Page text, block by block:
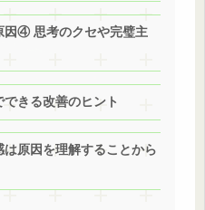
因④ 思考のクセや完璧主
きる改善のヒント
原因を理解することから